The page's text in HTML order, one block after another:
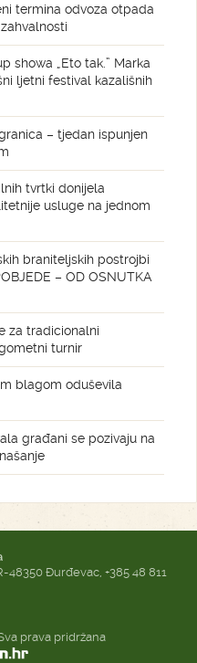
termina odvoza otpada
showa „Eto tak.” Marka
ljetni festival kazališnih
– tjedan ispunjen
tvrtki donijela
usluge na jednom
braniteljskih postrojbi
– OD OSNUTKA
za tradicionalni
turnir
blagom oduševila
građani se pozivaju na
48350 Đurđevac, +385 48 811
prava pridržana